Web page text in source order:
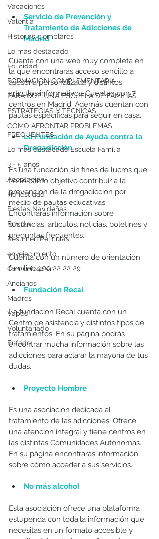
Vacaciones
Valentía
Historias ejemplares
Lo más destacado
Felicidad
FORMACIÓN COMPLEMENTARIA
PARA QUÉ UNA ESCUELA DE FAMILIAS
ESTRATEGIAS Y TÉCNICAS
CÓMO AFRONTAR PROBLEMAS
FRECUENTES
Lo más destacado Escuela Familia
3 - 5 años
Aceptación
Honestidad
Fiestas Navideñas
Envidia
Resumen Peliculas
envejecimiento
Comunicación
Ancianos
Madres
Vapeo
Voluntariado
Enfado
Servicio de Prevención y
Tratamiento de Adicciones de
Madrid
Cuenta con una web muy completa en
la que encontrarás acceso sencillo a
asesoría personalizada y distintos
artículos informativos. Cuentan con 7
centros en Madrid. Además cuentan con
pautas específicas para seguir en casa.
La Fundación de Ayuda contra la
Drogadicción
Es una fundación sin fines de lucros que
tiene como objetivo contribuir a la
prevención de la drogadicción por
medio de pautas educativas.
Encontrarás información sobre
sustancias, artículos, noticias, boletines y
preguntas frecuentes.
Cuenta con un número de orientación
familiar: 900 22 22 29
Fundación Recal
La fundación Recal cuenta con un
Centro de asistencia y distintos tipos de
tratamientos. En su página podrás
encontrar mucha información sobre las
adicciones para aclarar la mayoría de tus
dudas.
Proyecto Hombre
Es una asociación dedicada al
tratamiento de las adicciones. Ofrece
una atención integral y tiene centros en
las distintas Comunidades Autónomas.
En su página encontrarás información
sobre cómo acceder a sus servicios.
No más alcohol
Esta asociación ofrece una plataforma
estupenda con toda la información que
necesitas en un formato accesible y